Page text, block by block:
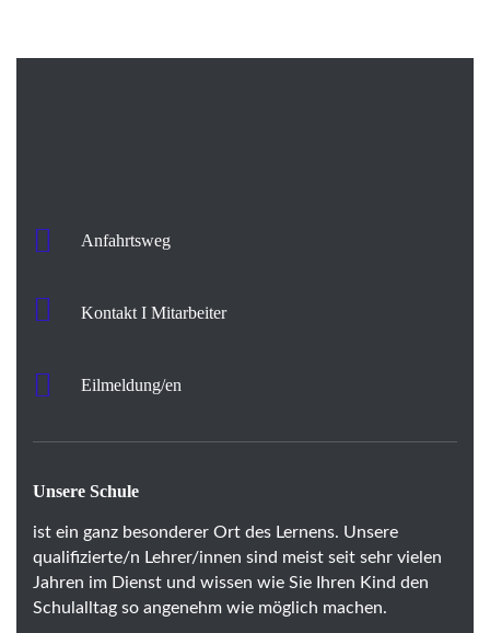
Anfahrtsweg
Kontakt I Mitarbeiter
Eilmeldung/en
Unsere Schule
ist ein ganz besonderer Ort des Lernens. Unsere
qualifizierte/n Lehrer/innen sind meist seit sehr vielen
Jahren im Dienst und wissen wie Sie Ihren Kind den
Schulalltag so angenehm wie möglich machen.